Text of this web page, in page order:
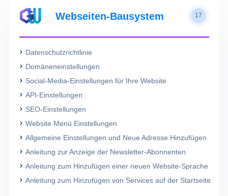
Webseiten-Bausystem 17
Datenschutzrichtlinie
Domäneneinstellungen
Social-Media-Einstellungen für Ihre Website
API-Einstellungen
SEO-Einstellungen
Website Menü Einstellungen
Allgemeine Einstellungen und Neue Adresse Hinzufügen
Anleitung zur Anzeige der Newsletter-Abonnenten
Anleitung zum Hinzufügen einer neuen Website-Sprache
Anleitung zum Hinzufügen von Services auf der Startseite